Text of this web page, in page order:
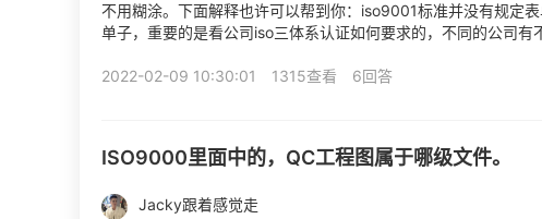
不用糊涂。下面解释也许可以帮到你：iso9001标准并没有规定
单子，重要的是看公司iso三体系认证如何要求的，不同的公司
2022-02-09 10:30:01
1315查看 6回答
ISO9000里面中的，QC工程图属于哪级文件。
Jacky跟着感觉走